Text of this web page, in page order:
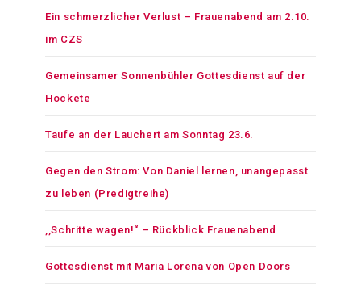
Ein schmerzlicher Verlust – Frauenabend am 2.10.
im CZS
Gemeinsamer Sonnenbühler Gottesdienst auf der
Hockete
Taufe an der Lauchert am Sonntag 23.6.
Gegen den Strom: Von Daniel lernen, unangepasst
zu leben (Predigtreihe)
,,Schritte wagen!“ – Rückblick Frauenabend
Gottesdienst mit Maria Lorena von Open Doors